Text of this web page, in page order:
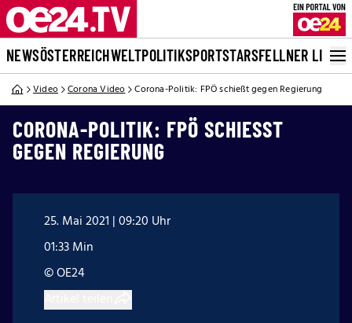
NEWSÖSTERREICHWELTPOLITIKSPORTSTARSFELLNER LIVE
Video Corona Video Corona-Politik: FPÖ schießt gegen Regierung
CORONA-POLITIK: FPÖ SCHIESST G
EGEN REGIERUNG
25. Mai 2021 | 09:20 Uhr
01:33 Min
© OE24